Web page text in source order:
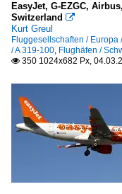
EasyJet, G-EZGC,
Switzerland 
Kurt Greul
Fluggesellschaften / Europa
/ A 319-100, Flughäfen /
 350 1024x682 Px,